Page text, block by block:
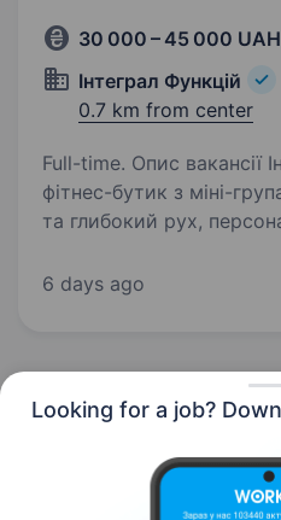
Looking for a job?
30 000 – 45 000 UAH
Інтеграл Функцій
0.7 km from center
Full-time. Опис вакансії Інтеграл Функцій —
фітнес-бутик з міні-
та глибокий рух,
міста. Власний
6 days ago